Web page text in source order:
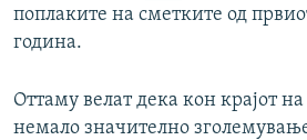
поплаките на сметките од
година.
Оттаму велат дека кон крајот
немало значително